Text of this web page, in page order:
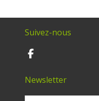
Suivez-nous
Newsletter